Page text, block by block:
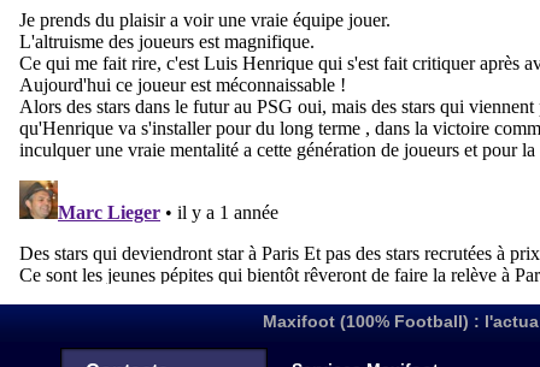
Maxifoot (100% Football) :